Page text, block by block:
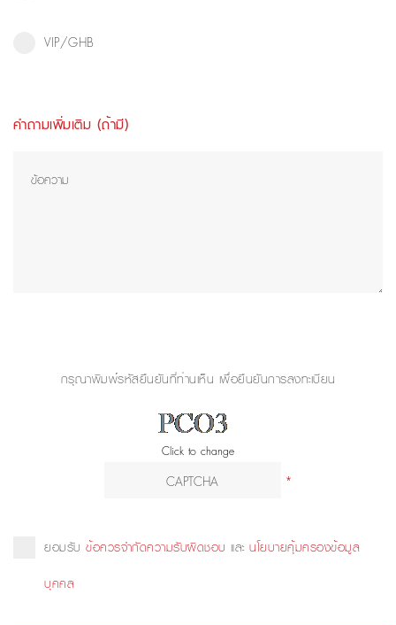
VIP/GHB
คำถามเพิ่มเติม (ถ้ามี)
กรุณาพิมพ์รหัสยืนยันที่ท่านเห็น เพื่อยืนยันการลงทะเบียน
Click to change
*
ยอมรับ ข้อควรจำกัดความรับผิดชอบ และ นโยบายคุ้มครองข้อมูล
บุคคล